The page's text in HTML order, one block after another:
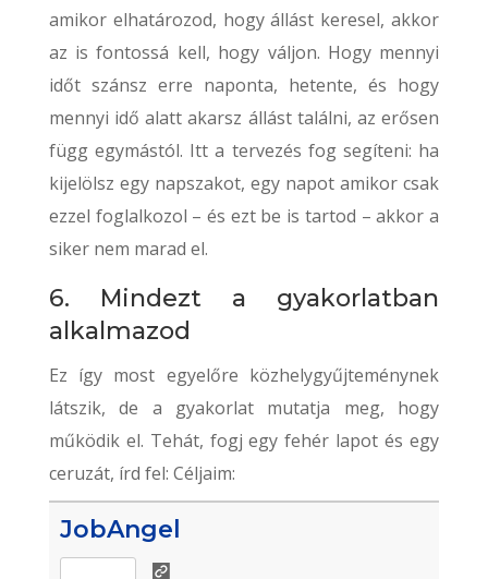
amikor elhatározod, hogy állást keresel, akkor
az is fontossá kell, hogy váljon. Hogy mennyi
időt szánsz erre naponta, hetente, és hogy
mennyi idő alatt akarsz állást találni, az erősen
függ egymástól. Itt a tervezés fog segíteni: ha
kijelölsz egy napszakot, egy napot amikor csak
ezzel foglalkozol – és ezt be is tartod – akkor a
siker nem marad el.
6. Mindezt a gyakorlatban
alkalmazod
Ez így most egyelőre közhelygyűjteménynek
látszik, de a gyakorlat mutatja meg, hogy
működik el. Tehát, fogj egy fehér lapot és egy
ceruzát, írd fel: Céljaim:
JobAngel